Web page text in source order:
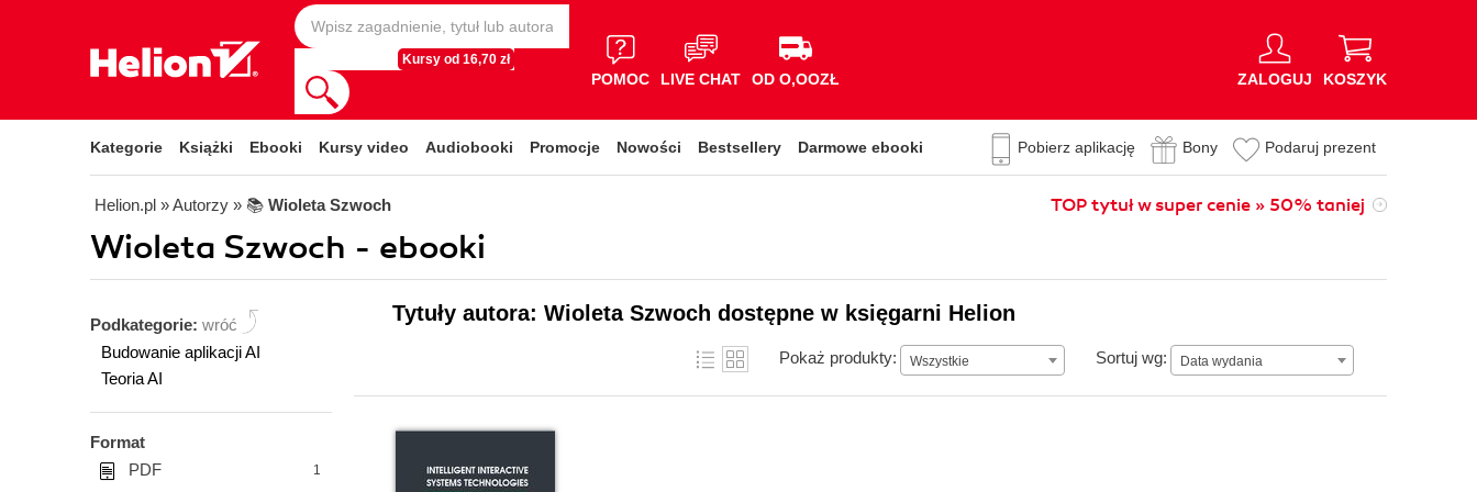
Kursy od 16,70 zł
POMOC LIVE CHAT OD O,OOZŁ ZALOGUJ KOSZYK
Kategorie Książki Ebooki Kursy video Audiobooki Promocje Nowości Bestsellery Darmowe ebooki Pobierz aplikację Bony Podaruj prezent
Helion.pl » Autorzy » 📚 Wioleta Szwoch TOP tytuł w super cenie » 50% taniej
Wioleta Szwoch - ebooki
Podkategorie: wróć
Budowanie aplikacji AI
Teoria AI
Format
PDF
1
Tytuły autora: Wioleta Szwoch dostępne w księgarni Helion
Pokaż produkty: Wszystkie Sortuj wg: Data wydania
Data wydania